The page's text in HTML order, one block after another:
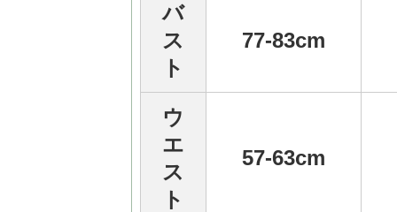
バ
ス
ト
77-83cm
ウ
エ
ス
ト
57-63cm